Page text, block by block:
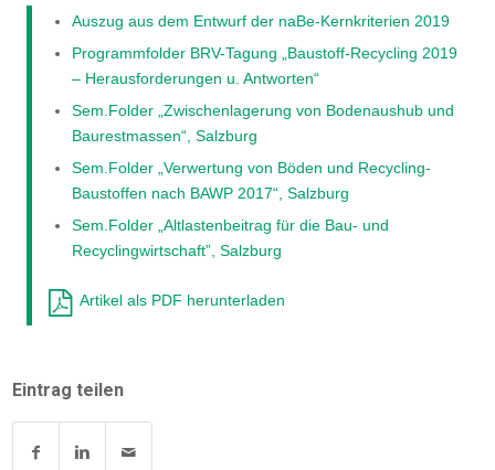
Auszug aus dem Entwurf der naBe-Kernkriterien 2019
Programmfolder BRV-Tagung „Baustoff-Recycling 2019
– Herausforderungen u. Antworten“
Sem.Folder „Zwischenlagerung von Bodenaushub und
Baurestmassen“, Salzburg
Sem.Folder „Verwertung von Böden und Recycling-
Baustoffen nach BAWP 2017“, Salzburg
Sem.Folder „Altlastenbeitrag für die Bau- und
Recyclingwirtschaft”, Salzburg
Artikel als PDF herunterladen
Eintrag teilen